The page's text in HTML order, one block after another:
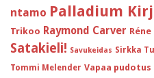
ntamo Palladium
Trikoo Raymond Carver
Satakieli! Savukeidas Sirkka
Tommi Melender Vapaa pudotus